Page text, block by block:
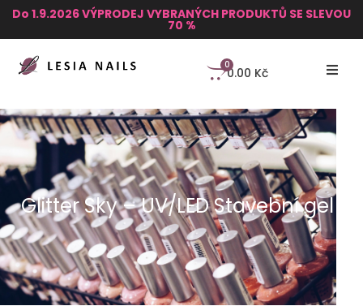
Do 1.9.2026 VÝPRODEJ VYBRANÝCH PRODUKTŮ SE SLEVOU
70 %
0.00 Kč
0
Glitter Sky – UV/LED Stavební gel